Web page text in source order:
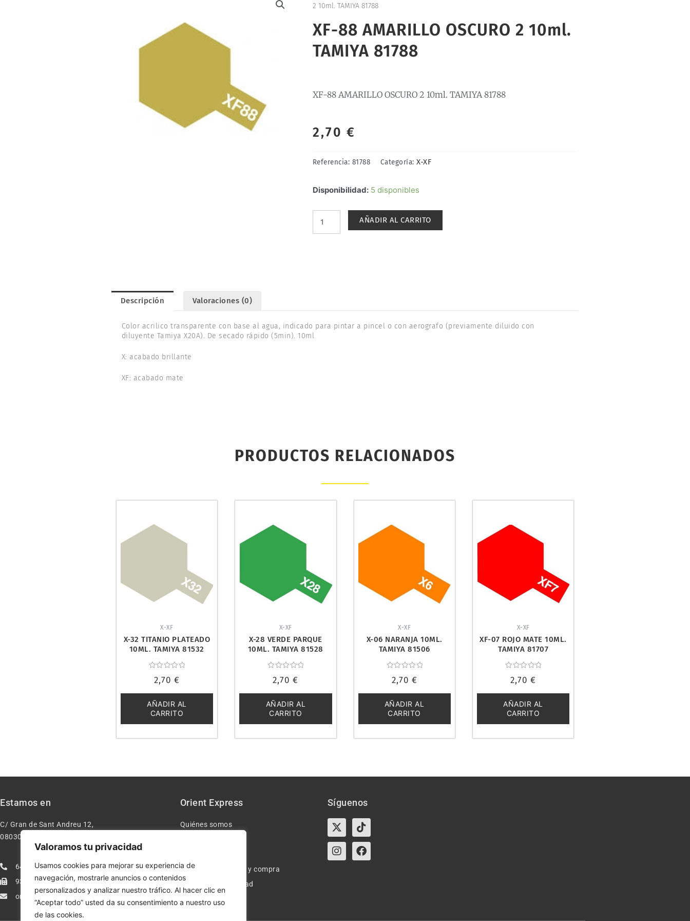
Valoramos tu privacidad
Usamos cookies para mejorar su experiencia de
navegación, mostrarle anuncios o contenidos
personalizados y analizar nuestro tráfico. Al hacer clic en
“Aceptar todo” usted da su consentimiento a nuestro uso
de las cookies.
2 10ml. TAMIYA 81788
XF-88 AMARILLO OSCURO 2 10ml.
TAMIYA 81788
XF-88 AMARILLO OSCURO 2 10ml. TAMIYA 81788
2,70 €
Referencia: 81788 Categoría:X-XF
Disponibilidad: 5 disponibles
XF-
OSCURO
AÑADIR AL CARRITO
Descripción Valoraciones (0)
Color acrilico transparente con base al agua, indicado para pintar a pincel o con aerografo (previamente diluido con
diluyente Tamiya X20A). De secado rápido (5min). 10ml
X: acabado brillante
XF: acabado mate
PRODUCTOS RELACIONADOS
X-XF
X-32 TITANIO PLATEADO
10ML. TAMIYA 81532
con
de
5
2,70 €
AÑADIR AL
CARRITO
X-XF
X-28 VERDE PARQUE
10ML. TAMIYA 81528
con
de
5
2,70€
AÑADIR AL
CARRITO
X-XF
X-06 NARANJA 10ML.
TAMIYA 81506
con
de
5
2,70 €
AÑADIR AL
CARRITO
X-XF
XF-07 ROJO MATE 10ML.
TAMIYA 81707
con
de
5
2,70€
AÑADIR AL
CARRITO
Estamos en
C/ Gran de Sant Andreu 12,
08030 – Barcelona España
640277962
933113005
orientexpressmodelismo@gmail.com
Orient Express
Quiénes somos
Condiciones de uso y compra
Política de privacidad
Política de cookies
Síguenos
X-
twitter
Tiktok
InstagramFacebook